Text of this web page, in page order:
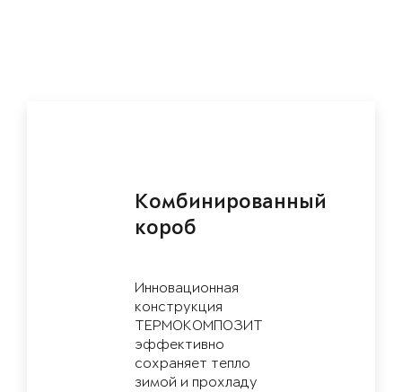
Комбинированный
короб
Инновационная
конструкция
ТЕРМОКОМПОЗИТ
эффективно
сохраняет тепло
зимой и прохладу